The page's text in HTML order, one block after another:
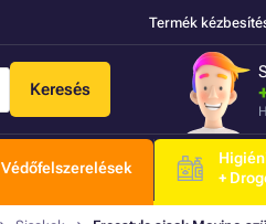
Termék
Keresés
Védőfelszerelések
+